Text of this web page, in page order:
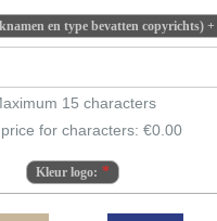
en type bevatten copyrichts) +
15 characters
for characters: €0.00
Kleur logo: